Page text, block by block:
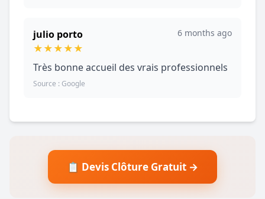
julio porto
★★★★★
6 months ago
Très bonne accueil des vrais professionnels
Source : Google
📋 Devis Clôture Gratuit →